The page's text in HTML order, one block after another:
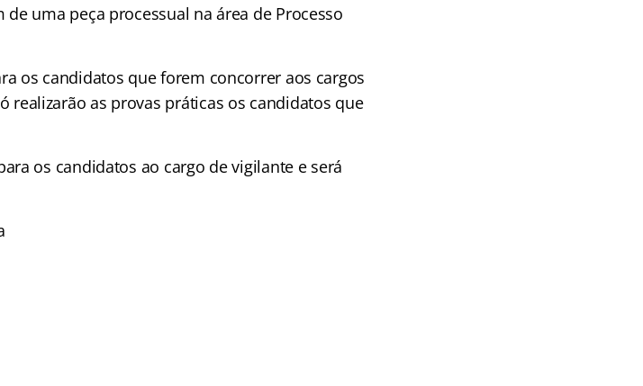
uma peça processual na área de Processo
os candidatos que forem concorrer aos cargos
realizarão as provas práticas os candidatos que
os candidatos ao cargo de vigilante e será